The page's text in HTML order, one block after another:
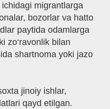
migrantlarga
bozorlar va hatto
paytida odamlarga
zo‘ravonlik bilan
shartnoma yoki jazo
jinoiy ishlar,
qayd etilgan.